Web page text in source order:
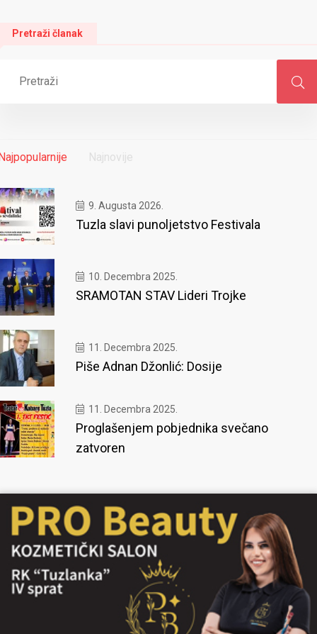
Pretraži članak
Najnovije
9. Augusta 2026.
Tuzla slavi punoljetstvo Festivala
10. Decembra 2025.
SRAMOTAN STAV Lideri Trojke
11. Decembra 2025.
Piše Adnan Džonlić: Dosije
11. Decembra 2025.
Proglašenjem pobjednika svečano
zatvoren